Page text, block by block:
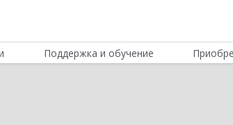
Поддержка и обучение